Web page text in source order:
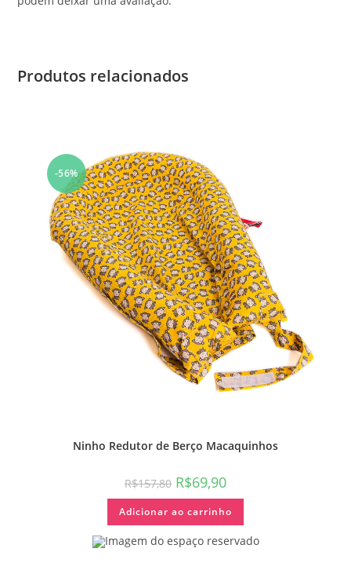
Produtos relacionados
-56%
Ninho Redutor de Berço Macaquinhos
R$157,80 R$69,90
Adicionar ao carrinho